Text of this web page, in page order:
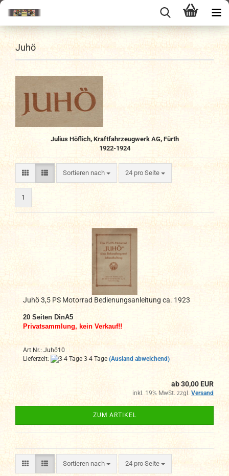
Juhö
Julius Höflich, Kraftfahrzeugwerk AG, Fürth
1922-1924
Sortieren nach
Sortieren nach 24 pro Seite
pro Seite
1
Juhö 3,5 PS Motorrad Bedienungsanleitung ca. 1923
20 Seiten DinA5
Privatsammlung, kein Verkauf!!
Art.Nr.: Juhö10
Lieferzeit:
3-4 Tage (Ausland abweichend)
ab 30,00 EUR
inkl. 19% MwSt. zzgl. Versand
ZUM ARTIKEL
Sortieren nach
Sortieren nach 24 pro Seite
pro Seite